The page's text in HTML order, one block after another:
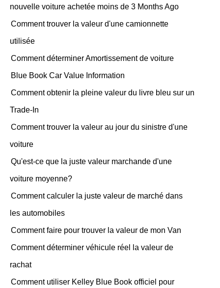
nouvelle voiture achetée moins de 3 Months Ago
Comment trouver la valeur d'une camionnette
utilisée
Comment déterminer Amortissement de voiture
Blue Book Car Value Information
Comment obtenir la pleine valeur du livre bleu sur un
Trade-In
Comment trouver la valeur au jour du sinistre d'une
voiture
Qu'est-ce que la juste valeur marchande d'une
voiture moyenne?
Comment calculer la juste valeur de marché dans
les automobiles
Comment faire pour trouver la valeur de mon Van
Comment déterminer véhicule réel la valeur de
rachat
Comment utiliser Kelley Blue Book officiel pour